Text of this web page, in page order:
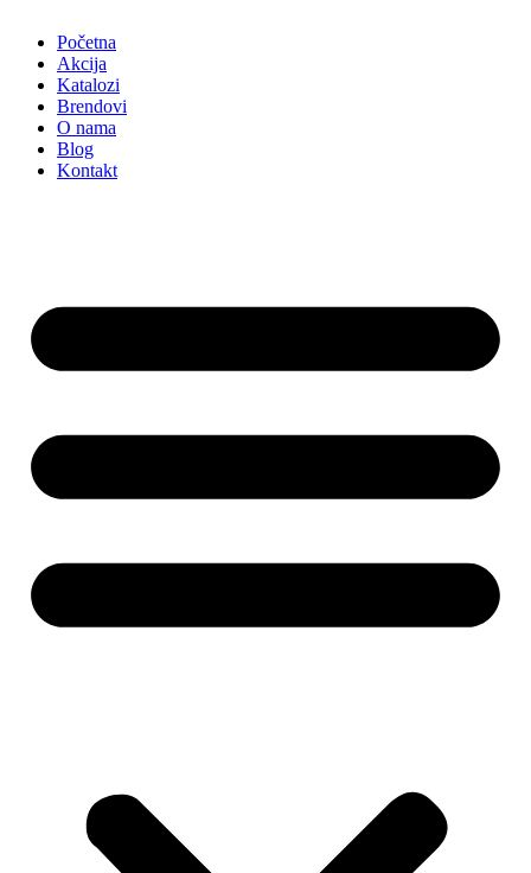
Početna
Akcija
Katalozi
Brendovi
O nama
Blog
Kontakt